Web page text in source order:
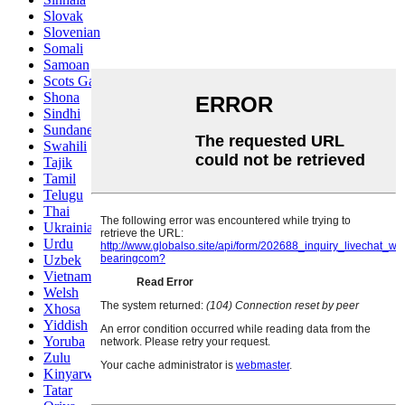
Slovak
Slovenian
Somali
Samoan
Scots Gaelic
Shona
Sindhi
Sundanese
Swahili
Tajik
Tamil
Telugu
Thai
Ukrainian
Urdu
Uzbek
Vietnamese
Welsh
Xhosa
Yiddish
Yoruba
Zulu
Kinyarwanda
Tatar